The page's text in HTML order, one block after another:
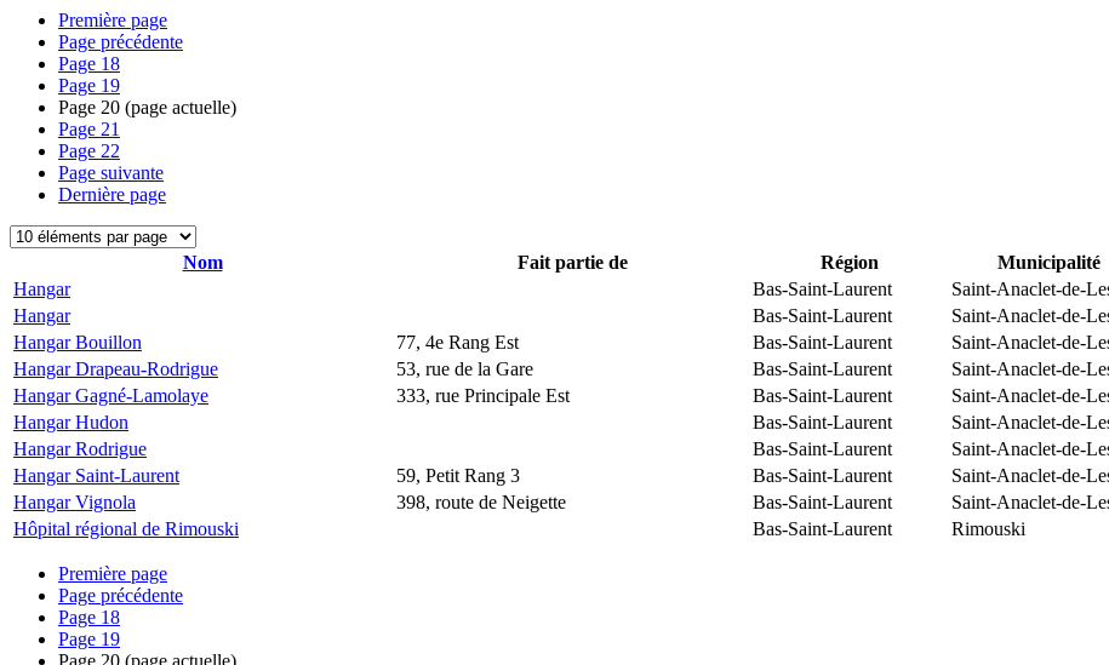
Première page
Page précédente
Page 18
Page 19
Page 20 (page actuelle)
Page 21
Page 22
Page suivante
Dernière page
Nom Fait partie de Région Municipalité
Hangar
Bas-Saint-Laurent
Saint-Anaclet-de-
Hangar
Bas-Saint-Laurent
Saint-Anaclet-de-
Hangar Bouillon
77, 4e Rang Est Bas-Saint-Laurent
Saint-Anaclet-de-
Hangar Drapeau-Rodrigue
53, rue de la Gare Bas-Saint-Laurent
Saint-Anaclet-de-
Hangar Gagné-Lamolaye
333, rue Principale Est Bas-Saint-Laurent
Saint-Anaclet-de-
Hangar Hudon
Bas-Saint-Laurent
Saint-Anaclet-de-
Hangar Rodrigue
Bas-Saint-Laurent
Saint-Anaclet-de-
Hangar Saint-Laurent
59, Petit Rang 3 Bas-Saint-Laurent
Saint-Anaclet-de-
Hangar Vignola
398, route de Neigette Bas-Saint-Laurent
Saint-Anaclet-de-
Hôpital régional de Rimouski
Bas-Saint-Laurent Rimouski
Première page
Page précédente
Page 18
Page 19
Page 20 (page actuelle)